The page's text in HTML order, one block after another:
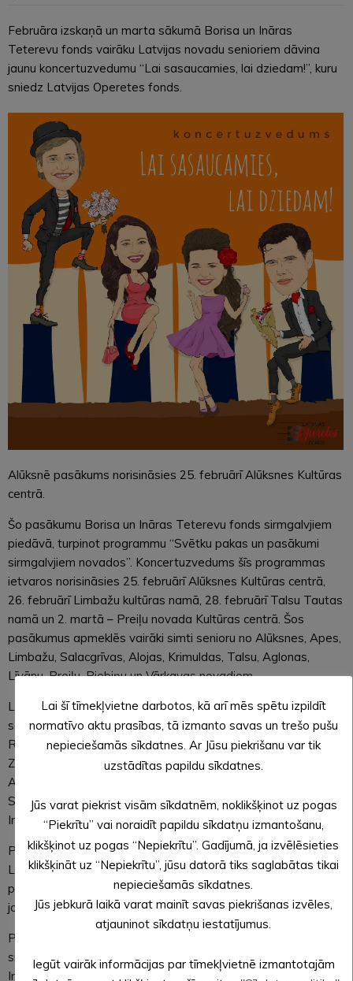
Februāra izskaņā un marta sākumā Borisa un Ināras
Teterevu fonds vairāku Latvijas novadu senioriem dāvina
jaunu koncertuzvedumu “Lai sasaucamies, lai dziedam!”, kuru
sniedz Latvijas Operetes fonds.
Alūksnē pasākums norisināsies 25. februārī Alūksnes Kultūras
centrā.
Šo pasākumu Borisa un Ināras Teterevu fonds sirmgalvjiem
piedāvā, turpinot programmu “Svētku pakas un pasākumi
sirmgalvjiem novados”. Koncertuzvedums šīs programmas
ietvaros norisināsies 25. februārī Alūksnes Kultūras centrā,
26. februārī Limbažu kultūras namā, 28. februārī Talsu Tautas
namā un 2. martā – Preiļu novada Kultūras centrā. Šos
pasākumus apmeklēs vairāki simti senioru no Alūksnes, Apes,
Limbažu, Salacgrīvas, Alojas, Krimuldas, Talsu, Aglonas,
Līvānu, Preiļu, Riebiņu un Vārkavas novadiem.
Latvijas Operetes fonda koncertuzvedumā “Lai
sasaucamies, lai dziedam!” skanēs Elgas Īgenbergas,
Raimonda Paula, Mārtiņa Brauna, Ivara Vīgnera, Valda
Zilvera, Imanta Kalniņa, Induļa Kalniņa, Jāņa Lūsēna,
Aleksandra Kublinska dziesmas. Tās iedziedās Jolanta
Strikaite-Lapiņa, Marlēna Keine, Emīls Kivlenieks un Nauris
Indzeris. Režisors Valdis Lūriņš.
Par pasākumu norisi rūpējas Alūksnes un Apes novada fonds,
Limbažu fonds, Talsu novada fonds un Viduslatgales
pārnovadu fonds, iesaistoties brīvprātīgajiem un sociālās
jomas darbiniekiem.
Plašāk par programmu “Svētku pakas un pasākumi
sirmgalvjiem novados”: http://bit.ly/2oXKppv
Infografika: http://bit.ly/2omBfAt
Lai šī tīmekļvietne darbotos, kā arī mēs spētu izpildīt
normatīvo aktu prasības, tā izmanto savas un trešo pušu
nepieciešamās sīkdatnes. Ar Jūsu piekrišanu var tik
uzstādītas papildu sīkdatnes.
Jūs varat piekrist visām sīkdatnēm, noklikšķinot uz pogas
“Piekrītu” vai noraidīt papildu sīkdatņu izmantošanu,
klikšķinot uz pogas “Nepiekrītu”. Gadījumā, ja izvēlēsieties
klikšķināt uz “Nepiekrītu”, jūsu datorā tiks saglabātas tikai
nepieciešamās sīkdatnes.
Jūs jebkurā laikā varat mainīt savas piekrišanas izvēles,
atjauninot sīkdatņu iestatījumus.
Iegūt vairāk informācijas par tīmekļvietnē izmantotajām